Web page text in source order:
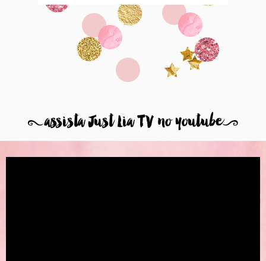
8assista Just Lia TV no youtube9